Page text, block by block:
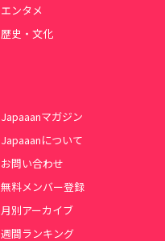
エンタメ
歴史・文化
Japaaanマガジン
Japaaanについて
お問い合わせ
無料メンバー登録
月別アーカイブ
週間ランキング